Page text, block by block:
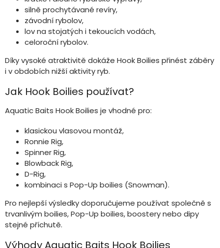
silně prochytávané revíry,
závodní rybolov,
lov na stojatých i tekoucích vodách,
celoroční rybolov.
Díky vysoké atraktivitě dokáže Hook Boilies přinést záběry
i v obdobích nižší aktivity ryb.
Jak Hook Boilies používat?
Aquatic Baits Hook Boilies je vhodné pro:
klasickou vlasovou montáž,
Ronnie Rig,
Spinner Rig,
Blowback Rig,
D-Rig,
kombinaci s Pop-Up boilies (Snowman).
Pro nejlepší výsledky doporučujeme používat společně s
trvanlivým boilies, Pop-Up boilies, boostery nebo dipy
stejné příchutě.
Výhody Aquatic Baits Hook Boilies